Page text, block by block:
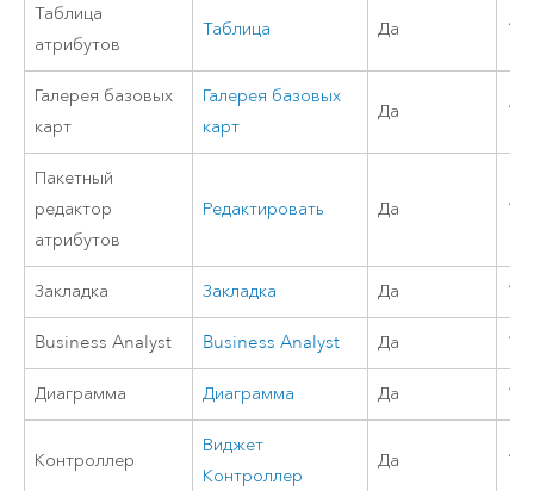
Таблица
атрибутов
Таблица Да
Галерея базовых
карт
Галерея базовых
карт
Да
Пакетный
редактор
атрибутов
Редактировать Да
Закладка Закладка Да
Business Analyst Business Analyst Да
Диаграмма Диаграмма Да
Контроллер
Виджет
Контроллер
Да